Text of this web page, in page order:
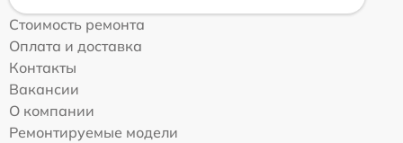
Стоимость ремонта
Оплата и доставка
Контакты
Вакансии
О компании
Ремонтируемые модели